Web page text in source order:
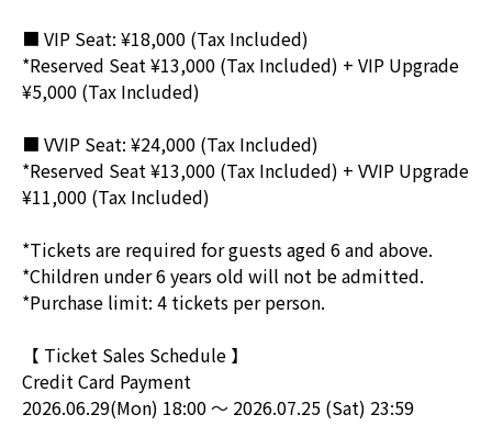
■ VIP Seat: ¥18,000 (Tax Included)
*Reserved Seat ¥13,000 (Tax Included) + VIP Upgrade
¥5,000 (Tax Included)
■ VVIP Seat: ¥24,000 (Tax Included)
*Reserved Seat ¥13,000 (Tax Included) + VVIP Upgrade
¥11,000 (Tax Included)
*Tickets are required for guests aged 6 and above.
*Children under 6 years old will not be admitted.
*Purchase limit: 4 tickets per person.
【 Ticket Sales Schedule 】
Credit Card Payment
2026.06.29(Mon) 18:00 ～ 2026.07.25 (Sat) 23:59